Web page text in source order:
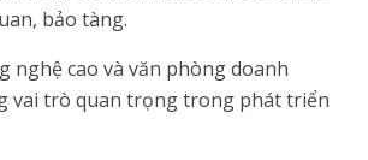
bảo tàng.
nghệ cao và văn phòng doanh
vai trò quan trọng trong phát triển